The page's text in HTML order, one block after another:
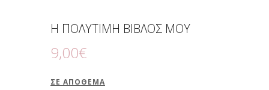
Η ΠΟΛΥΤΙΜΗ ΒΙΒΛΟΣ ΜΟΥ
9,00€
ΣΕ ΑΠΌΘΕΜΑ